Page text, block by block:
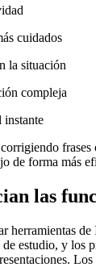
cuidados
la situación
compleja
instante
frases
de forma más
las
herramientas
estudio, y los